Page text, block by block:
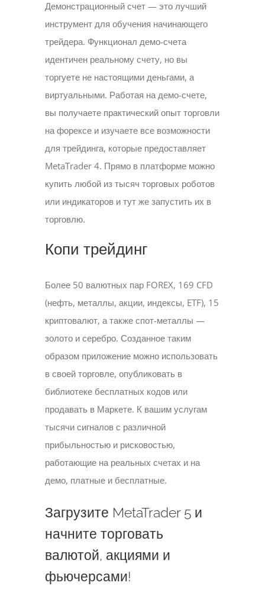
Демонстрационный счет — это лучший
инструмент для обучения начинающего
трейдера. Функционал демо-счета
идентичен реальному счету, но вы
торгуете не настоящими деньгами, а
виртуальными. Работая на демо-счете,
вы получаете практический опыт торговли
на форексе и изучаете все возможности
для трейдинга, которые предоставляет
MetaTrader 4. Прямо в платформе можно
купить любой из тысяч торговых роботов
или индикаторов и тут же запустить их в
торговлю.
Копи трейдинг
Более 50 валютных пар FOREX, 169 CFD
(нефть, металлы, акции, индексы, ETF), 15
криптовалют, а также спот-металлы —
золото и серебро. Созданное таким
образом приложение можно использовать
в своей торговле, опубликовать в
библиотеке бесплатных кодов или
продавать в Маркете. К вашим услугам
тысячи сигналов с различной
прибыльностью и рисковостью,
работающие на реальных счетах и на
демо, платные и бесплатные.
Загрузите MetaTrader 5 и
начните торговать
валютой, акциями и
фьючерсами!